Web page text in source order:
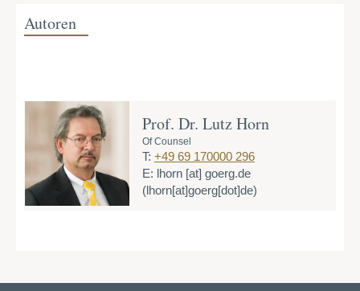
Autoren
Prof. Dr. Lutz Horn
Of Counsel
T: +49 69 170000 296
E: lhorn [at] goerg.de
(lhorn[at]goerg[dot]de)